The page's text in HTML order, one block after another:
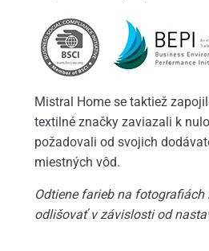
Mistral Home se taktiež
textilné značky zaviazali k
požadovali od svojich
miestných vôd.
Odtiene farieb na
odlišovať v závislosti od